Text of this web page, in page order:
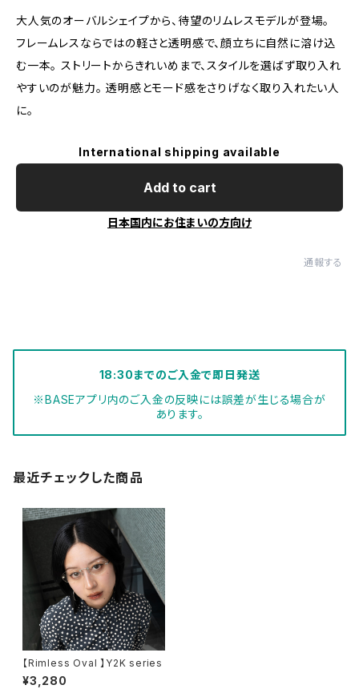
大人気のオーバルシェイプから、待望のリムレスモデルが登場。
フレームレスならではの軽さと透明感で、顔立ちに自然に溶け込
む一本。 ストリートからきれいめまで、スタイルを選ばず取り入れ
やすいのが魅力。 透明感とモード感をさりげなく取り入れたい人
に。
International shipping available
Add to cart
日本国内にお住まいの方向け
通報する
18:30までのご入金で即日発送
※BASEアプリ内のご入金の反映には誤差が生じる場合が
あります。
最近チェックした商品
【Rimless Oval 】Y2K series
¥3,280